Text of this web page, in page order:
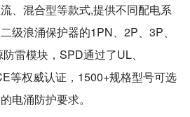
、混合型等款式,提供不同配电系
级浪涌保护器的1PN、2P、3P、
雷模块，SPD通过了UL、
等权威认证，1500+规格型号可选
电涌防护要求。